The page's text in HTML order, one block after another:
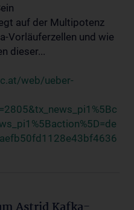
auf der Multipotenz
Vorläuferzellen und wie
dieser...
web/ueber-